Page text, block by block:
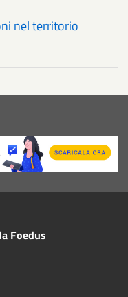
nel territorio
Foedus